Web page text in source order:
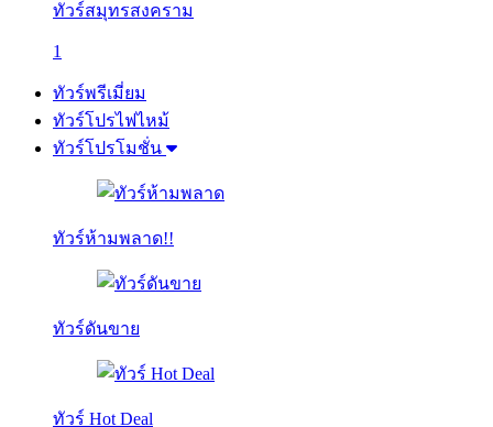
ทัวร์สมุทรสงคราม
1
ทัวร์พรีเมี่ยม
ทัวร์โปรไฟไหม้
ทัวร์โปรโมชั่น
ทัวร์ห้ามพลาด!!
ทัวร์ดันขาย
ทัวร์ Hot Deal